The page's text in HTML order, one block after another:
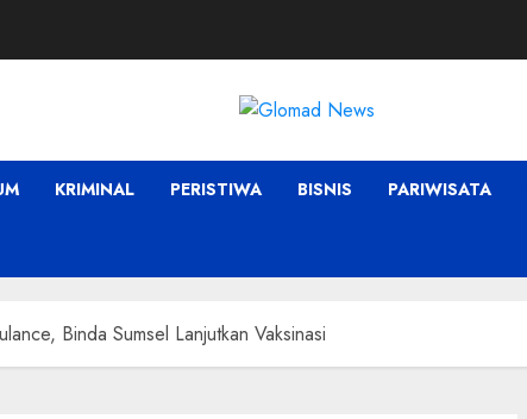
KRIMINAL PERISTIWA BISNIS PARIWISATA
Binda Sumsel Lanjutkan Vaksinasi